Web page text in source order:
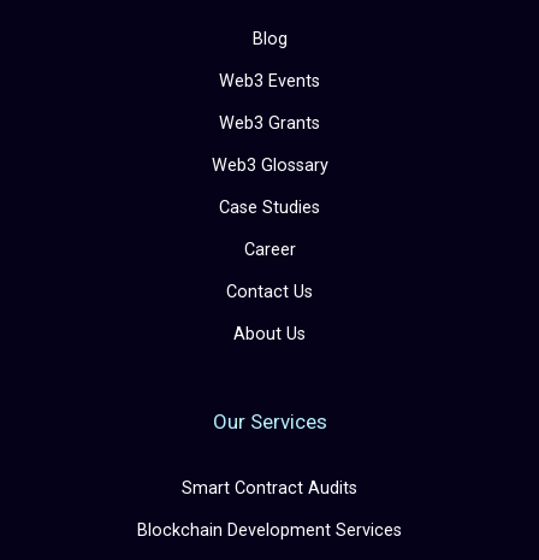
Blog
Web3 Events
Web3 Grants
Web3 Glossary
Case Studies
Career
Contact Us
About Us
Our Services
Smart Contract Audits
Blockchain Development Services